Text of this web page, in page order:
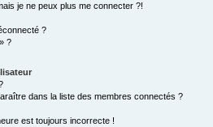
je ne peux plus me connecter ?!
?
?
dans la liste des membres connectés ?
est toujours incorrecte !